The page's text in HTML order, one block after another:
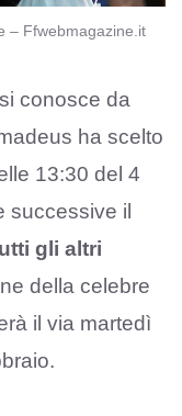
– Ffwebmagazine.it
conosce da
ha scelto
13:30 del 4
successive il
gli altri
della celebre
il via martedì